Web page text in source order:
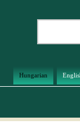
Hungarian